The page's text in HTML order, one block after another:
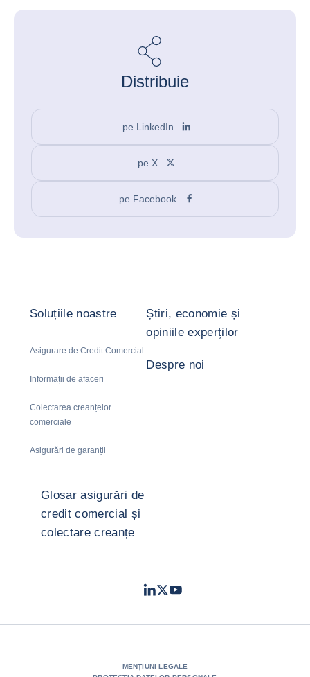
Distribuie
pe LinkedIn
pe X
pe Facebook
Soluțiile noastre
Asigurare de Credit Comercial
Informații de afaceri
Colectarea creanțelor
comerciale
Asigurări de garanții
Știri, economie și
opiniile experților
Despre noi
Glosar asigurări de
credit comercial și
colectare creanțe
LinkedIn
TwitterYoutube
MENȚIUNI LEGALE